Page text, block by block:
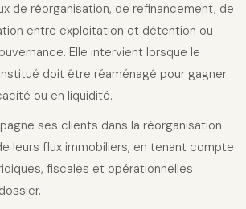
de réorganisation, de refinancement, de
entre exploitation et détention ou
Elle intervient lorsque le
doit être réaménagé pour gagner
ou en liquidité.
ses clients dans la réorganisation
leurs flux immobiliers, en tenant compte
fiscales et opérationnelles